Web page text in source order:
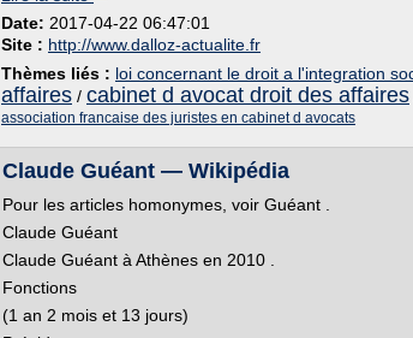
Date: 2017-04-22 06:47:01
Site : http://www.dalloz-actualite.fr
Thèmes liés : loi concernant le droit a l'integration
affaires / cabinet d avocat droit des affaires
association francaise des juristes en cabinet d avocats
Claude Guéant — Wikipédia
Pour les articles homonymes, voir Guéant .
Claude Guéant
Claude Guéant à Athènes en 2010 .
Fonctions
(1 an 2 mois et 13 jours)